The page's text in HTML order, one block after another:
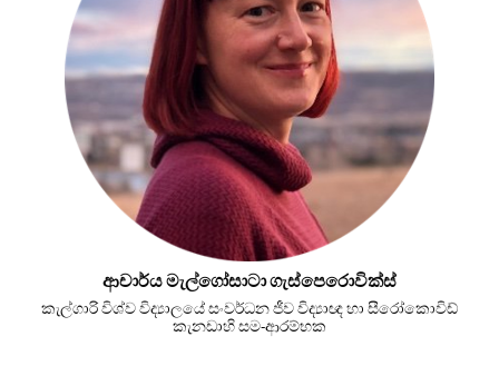
ආචාර්ය මැල්ගෝසාටා ගැස්පෙරොවික්ස්
කැල්ගාරි විශ්ව විද්‍යාලයේ සංවර්ධන ජීව විද්‍යාඥ හා සීරෝකොවිඩ්
කැනඩාහි සම-ආරම්භක